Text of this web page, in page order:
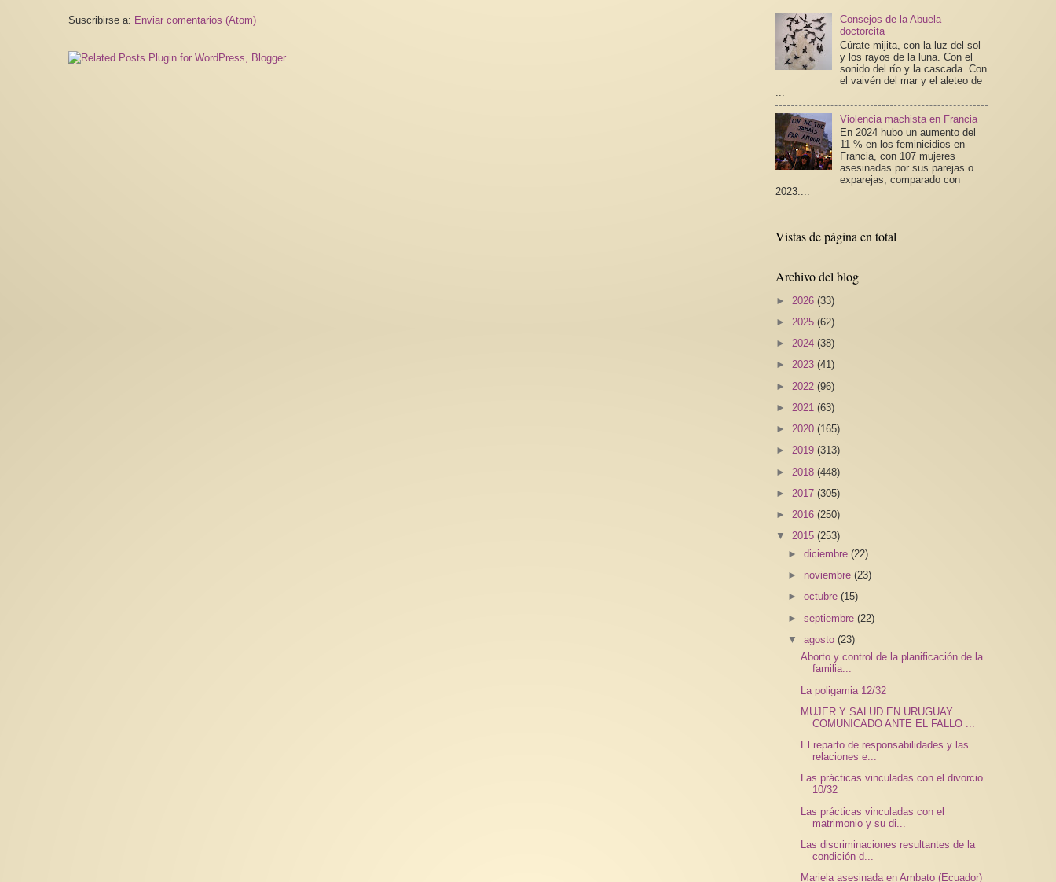
Suscribirse a: Enviar comentarios (Atom)
Consejos de la Abuela
doctorcita
Cúrate mijita, con la luz del sol
y los rayos de la luna. Con el
sonido del río y la cascada. Con
el vaivén del mar y el aleteo de
Violencia machista en Francia
En 2024 hubo un aumento del
11 % en los feminicidios en
Francia, con 107 mujeres
asesinadas por sus parejas o
exparejas, comparado con
2023....
Vistas de página en total
Archivo del blog
► 2026 (33)
► 2025 (62)
► 2024 (38)
► 2023 (41)
► 2022 (96)
► 2021 (63)
► 2020 (165)
► 2019 (313)
► 2018 (448)
► 2017 (305)
► 2016 (250)
▼ 2015 (253)
►diciembre(22)
► noviembre(23)
►octubre(15)
►septiembre(22)
▼agosto(23)
Aborto y control de la planificación de la
familia...
La poligamia 12/32
MUJER Y SALUD EN URUGUAY
COMUNICADO ANTE EL FALLO ...
El reparto de responsabilidades y las
relaciones e...
Las prácticas vinculadas con el divorcio
10/32
Las prácticas vinculadas con el
matrimonio y su di...
Las discriminaciones resultantes de la
condición d...
Mariela asesinada en Ambato (Ecuador)